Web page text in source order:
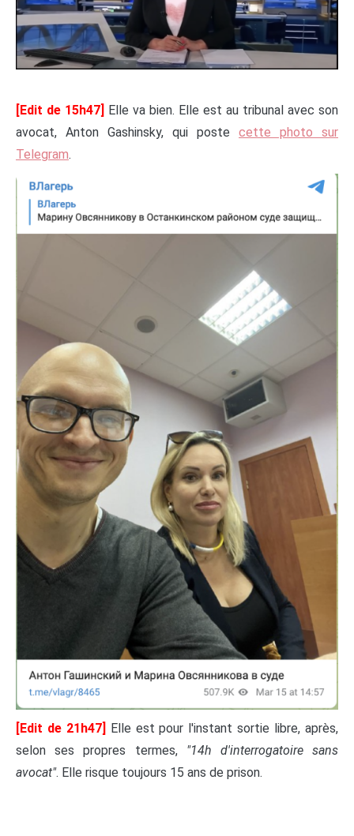
[Edit de 15h47]
Elle va bien. Elle est au tribunal avec son
avocat, Anton Gashinsky, qui poste cette photo sur
Telegram.
[Edit de 21h47]
Elle est pour l'instant sortie libre, après,
selon ses propres termes, "14h d'interrogatoire sans
avocat". Elle risque toujours 15 ans de prison.